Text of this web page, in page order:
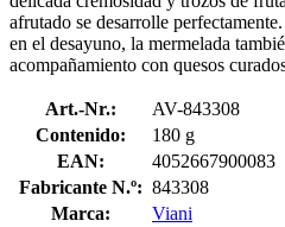
afrutado se desarrolle
en el desayuno, la mermelada
acompañamiento con quesos
Art.-Nr.:
AV-843308
Contenido:
180 g
EAN:
4052667900083
Fabricante N.º: 843308
Marca:
Viani